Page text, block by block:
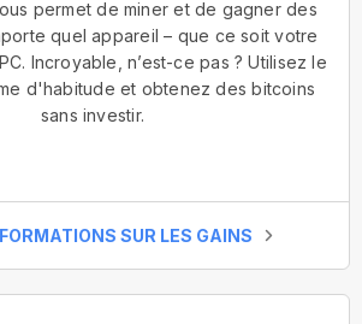
permet de miner et de gagner des
quel appareil – que ce soit votre
Incroyable, n’est-ce pas ? Utilisez le
d'habitude et obtenez des bitcoins
sans investir.
SUR LES GAINS